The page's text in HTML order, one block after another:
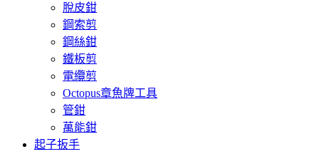
脫皮鉗
鋼索剪
鋼絲鉗
鐵板剪
電纜剪
Octopus章魚牌工具
管鉗
萬能鉗
起子扳手